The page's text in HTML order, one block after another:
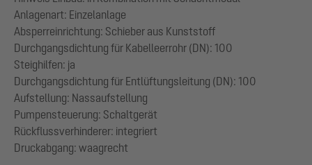
Anlagenart: Einzelanlage
Absperreinrichtung: Schieber aus Kunststoff
Durchgangsdichtung für Kabelleerrohr (DN): 100
Steighilfen: ja
Durchgangsdichtung für Entlüftungsleitung (DN): 100
Aufstellung: Nassaufstellung
Pumpensteuerung: Schaltgerät
Rückflussverhinderer: integriert
Druckabgang: waagrecht